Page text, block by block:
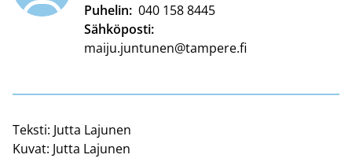
Puhelin: 040 158 8445
Sähköposti:
maiju.juntunen@tampere.fi
Teksti: Jutta Lajunen
Kuvat: Jutta Lajunen